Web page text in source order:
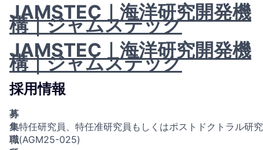
JAMSTEC｜海洋研究開発機
構｜ジャムステック
JAMSTEC｜海洋研究開発機
構｜ジャムステック
採用情報
募
集
職
特任研究員、特任准研究員もしくはポストドクトラル研
(AGM25-025)